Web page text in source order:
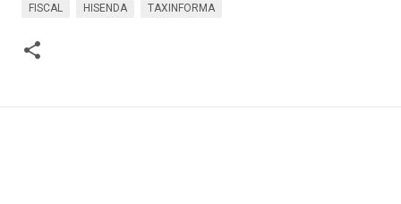
FISCAL HISENDA TAXINFORMA